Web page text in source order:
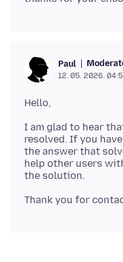
Paul
12. 05. 2026.
I am glad to hear
resolved. If you
the answer that
help other users